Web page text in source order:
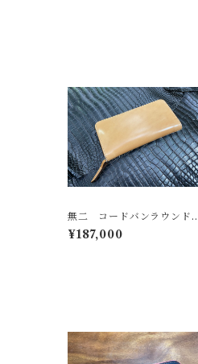
無二 コードバンラウンド
ファスナー長財布 オイル
コードバン・ナチュラル×ブ
¥187,000